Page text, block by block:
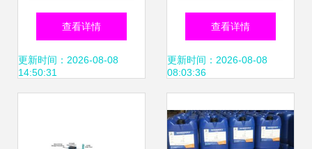
川成都自贡硬质合
金成都分公司乳化
查看详情
更新时间：2026-08-08
14:50:31
分的现代工业应用
查看详情
更新时间：2026-08-08
08:03:36